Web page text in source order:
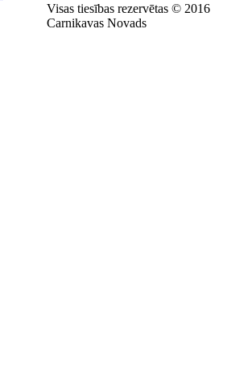
Visas tiesības rezervētas © 2016
Carnikavas Novads